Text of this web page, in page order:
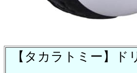
【タカラトミー】